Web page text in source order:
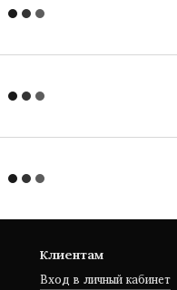
Клиентам
Вход в личный кабинет